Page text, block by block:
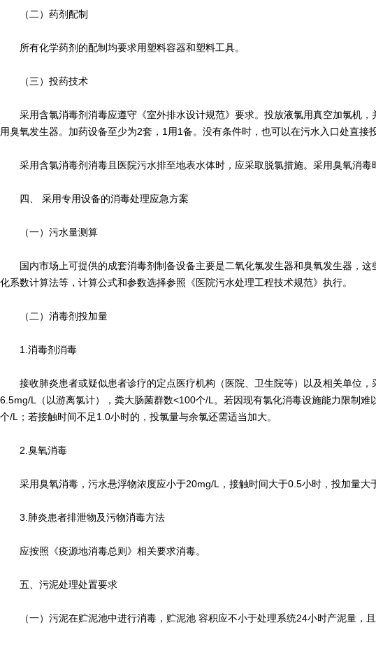
（二）药剂配制
所有化学药剂的配制均要求用塑料容器和塑料工具。
（三）投药技术
采用含氯消毒剂消毒应遵守《室外排水设计规范》要求。投放液氯用真空加氯机
用臭氧发生器。加药设备至少为2套，1用1备。没有条件时，也可以在污水入口处直接
采用含氯消毒剂消毒且医院污水排至地表水体时，应采取脱氯措施。采用臭氧消
四、 采用专用设备的消毒处理应急方案
（一）污水量测算
国内市场上可提供的成套消毒剂制备设备主要是二氧化氯发生器和臭氧发生器，
化系数计算法等，计算公式和参数选择参照《医院污水处理工程技术规范》执行。
（二）消毒剂投加量
1.消毒剂消毒
接收肺炎患者或疑似患者诊疗的定点医疗机构（医院、卫生院等）以及相关单位
6.5mg/L（以游离氯计），粪大肠菌群数<100个/L。若因现有氯化消毒设施能力限制
个/L；若接触时间不足1.0小时的，投氯量与余氯还需适当加大。
2.臭氧消毒
采用臭氧消毒，污水悬浮物浓度应小于20mg/L，接触时间大于0.5小时，投加量
3.肺炎患者排泄物及污物消毒方法
应按照《疫源地消毒总则》相关要求消毒。
五、污泥处理处置要求
（一）污泥在贮泥池中进行消毒，贮泥池 容积应不小于处理系统24小时产泥量，